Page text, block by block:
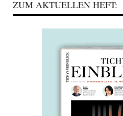
ZUM AKTUELLEN HEFT: